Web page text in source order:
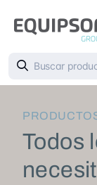
Todos